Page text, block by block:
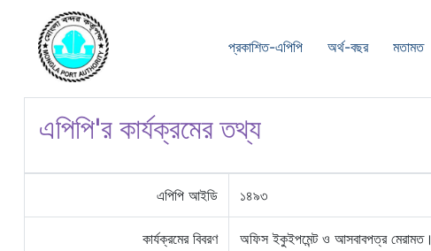
প্রকাশিত-এপিপি অর্থ-বছর মতামত
এপিপি'র কার্যক্রমের তথ্য
এপিপি আইডি ১৪৯৩
কার্যক্রমের বিবরণ অফিস ইকুইপমেন্ট ও আসবাবপত্র মেরামত।